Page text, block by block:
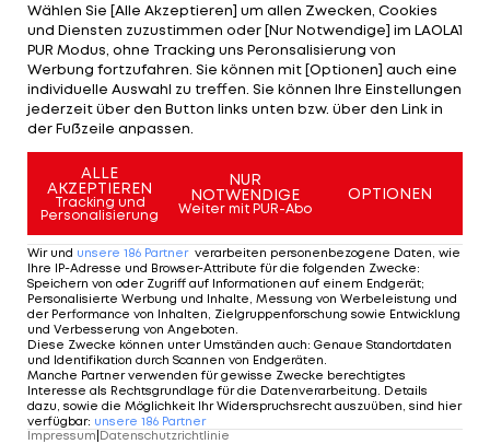
zweiten Drittels kommen die "Bulldogs" dann
besser ins Spiel und durch Neuzugang Andy
Bombach, der in Minute 40. Minute den Keeper
umkurvt, zum Ausgleich. Berthon (49.) sorgt vor
1.200 Zuschauern allerdings noch für den Sieg der
Mehr zum Thema
Wählen Sie [Alle Akzeptieren] um allen Zwecken, Cookies
und Diensten zuzustimmen oder [Nur Notwendige] im LAOLA1
PUR Modus, ohne Tracking uns Peronsalisierung von
Werbung fortzufahren. Sie können mit [Optionen] auch eine
individuelle Auswahl zu treffen. Sie können Ihre Einstellungen
jederzeit über den Button links unten bzw. über den Link in
der Fußzeile anpassen.
ALLE
AKZEPTIEREN
Tracking und
Personalisierung
NUR
NOTWENDIGE
Weiter mit PUR-Abo
OPTIONEN
Wir und unsere 186 Partner verarbeiten personenbezogene Daten, wie
Ihre IP-Adresse und Browser-Attribute für die folgenden Zwecke:
Speichern von oder Zugriff auf Informationen auf einem Endgerät;
Personalisierte Werbung und Inhalte, Messung von Werbeleistung und
der Performance von Inhalten, Zielgruppenforschung sowie Entwicklung
und Verbesserung von Angeboten.
Diese Zwecke können unter Umständen auch: Genaue Standortdaten
und Identifikation durch Scannen von Endgeräten.
Manche Partner verwenden für gewisse Zwecke berechtigtes
Interesse als Rechtsgrundlage für die Datenverarbeitung. Details
dazu, sowie die Möglichkeit Ihr Widerspruchsrecht auszuüben, sind hier
verfügbar: unsere 186 Partner
Impressum Datenschutzrichtlinie